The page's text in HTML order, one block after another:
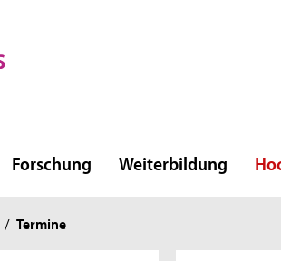
Forschung Weiterbildung
/ Termine